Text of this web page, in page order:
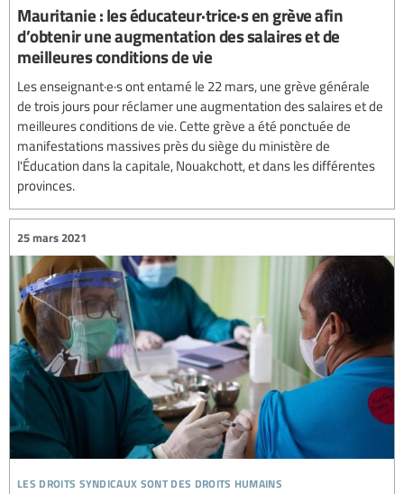
Mauritanie : les éducateur·trice·s en grève afin
d’obtenir une augmentation des salaires et de
meilleures conditions de vie
Les enseignant·e·s ont entamé le 22 mars, une grève générale
de trois jours pour réclamer une augmentation des salaires et de
meilleures conditions de vie. Cette grève a été ponctuée de
manifestations massives près du siège du ministère de
l'Éducation dans la capitale, Nouakchott, et dans les différentes
provinces.
les droits syndicaux sont des droits humains
25 mars 2021